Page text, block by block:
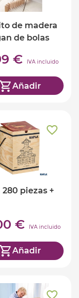
de madera
de bolas
€ IVA incluido
Añadir
piezas +
€ IVA incluido
Añadir